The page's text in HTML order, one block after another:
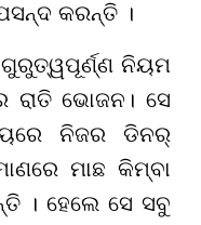
କରନ୍ତି ।
ନିୟମ
ରାତି ଭୋଜନ। ସେ
ନିଜର ଡିନର୍
ମାଛ କିମ୍ବା
। ହେଲେ ସେ ସବୁ